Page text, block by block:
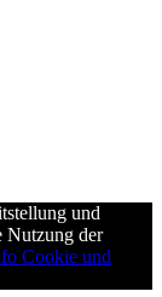
und
Nutzung der
Cookie und